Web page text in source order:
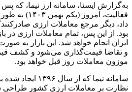
به‌گزارش ایسنا، سامانه ارز نیما، که
فعالیت، امروز
داد، دیگر مرجع معاملات ارزی
بود. از این پس، تمام معاملات ارزی در
ایران انجام خواهد شد. این بازار به
و تقاضا قیمت‌گذاری می‌شود و کشف
موزون معاملات روز قبل خواهد بود.
سامانه نیما که از